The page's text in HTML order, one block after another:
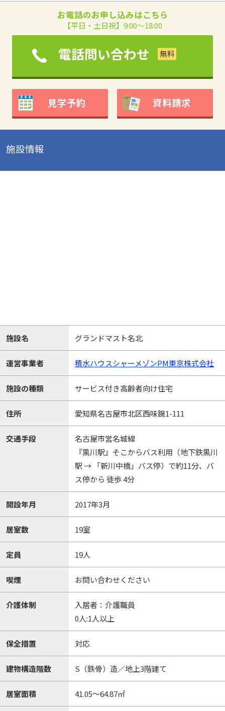
お電話のお申し込みはこちら
【平日・土日祝】9:00～18:00
電話問い合わせ
見学予約 資料請求
施設情報
施設名 グランドマスト名北
運営事業者 積水ハウスシャーメゾンPM東京株式会社
施設の種類 サービス付き高齢者向け住宅
住所 愛知県名古屋市北区西味鋺1-111
交通手段
名古屋市営名城線
『黒川駅』そこからバス利用（地下鉄黒川
駅 → 「新川中橋」バス停）で約11分、バ
ス停から 徒歩 4分
開設年月 2017年3月
居室数 19室
定員 19人
喫煙 お問い合わせください
介護体制
入居者：介護職員
0人:1人以上
保全措置 対応
建物構造階数 S（鉄骨）造／地上3階建て
居室面積 41.05～64.87㎡